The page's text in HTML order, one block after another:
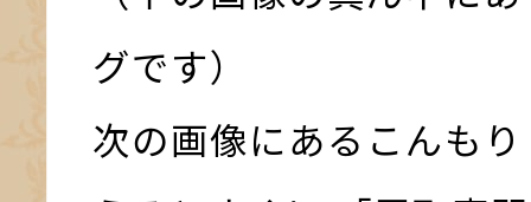
グです）
次の画像にあるこんも